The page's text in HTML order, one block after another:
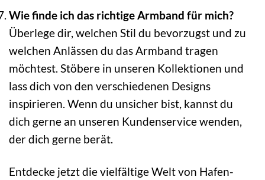
Wie finde ich das richtige Armband für mich?
Überlege dir, welchen Stil du bevorzugst und zu
welchen Anlässen du das Armband tragen
möchtest. Stöbere in unseren Kollektionen und
lass dich von den verschiedenen Designs
inspirieren. Wenn du unsicher bist, kannst du
dich gerne an unseren Kundenservice wenden,
der dich gerne berät.
Entdecke jetzt die vielfältige Welt von Hafen-